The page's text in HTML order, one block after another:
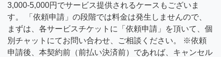
3,000-5,000円でサービス提供されるケースもございま
す。 「依頼申請」の段階では料金は発生しませんので、
まずは、各サービスチケットに「依頼申請」を頂いて、個
別チャットにてお問い合わせ、ご相談ください。 ※依頼
申請後、本契約前（前払い決済前）であれば、キャンセル